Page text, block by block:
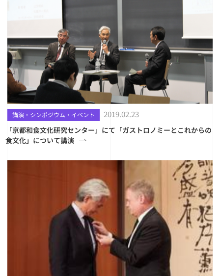
講演・シンポジウム・イベント 2019.02.23
「京都和食文化研究センター」にて「ガストロノミーとこれからの
食文化」について講演